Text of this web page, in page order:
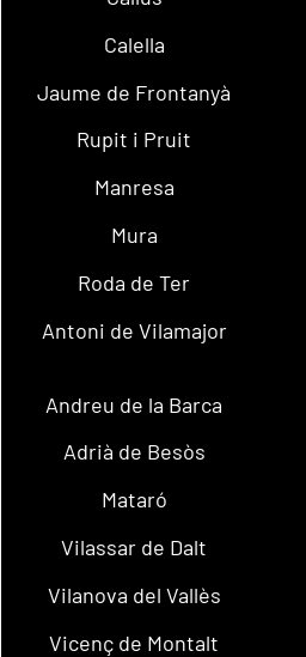
Calella
Jaume de Frontanyà
Rupit i Pruit
Manresa
Mura
Roda de Ter
Antoni de Vilamajor
Andreu de la Barca
Adrià de Besòs
Mataró
Vilassar de Dalt
Vilanova del Vallès
Vicenç de Montalt